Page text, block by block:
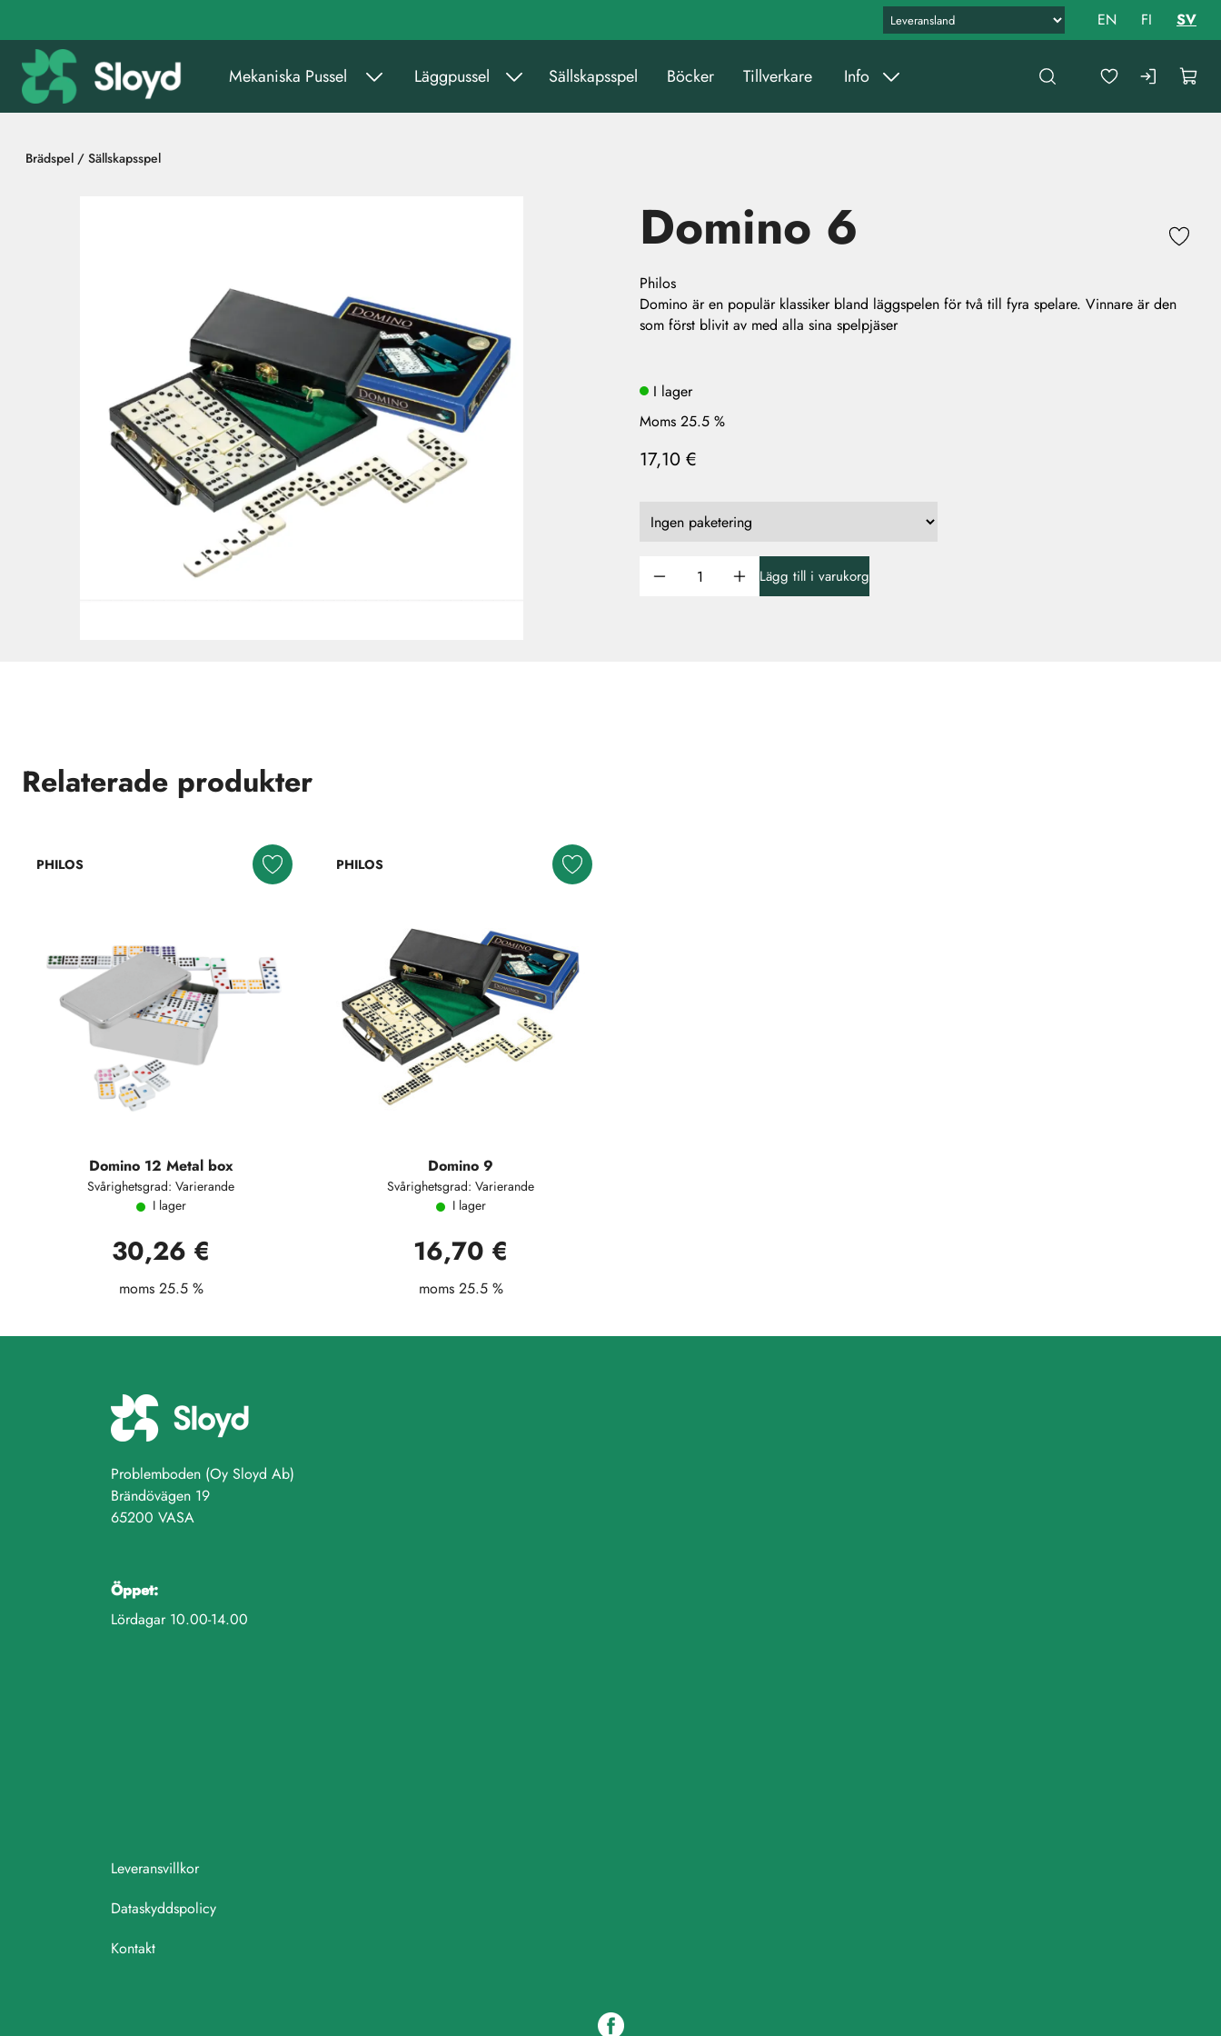
Mekaniska Pussel Läggpussel Sällskapsspel Böcker Tillverkare Info
EN FI SV
Brädspel / Sällskapsspel
Domino 6
Philos
Domino är en populär klassiker bland läggspelen för två till fyra spelare. Vinnare är den
som först blivit av med alla sina spelpjäser
I lager
Moms 25.5 %
17,10 €
Lägg till i varukorg
Relaterade produkter
PHILOS
Domino 12 Metal box
Svårighetsgrad: Varierande
I lager
30,26 €
moms 25.5 %
PHILOS
Domino 9
Svårighetsgrad: Varierande
I lager
16,70 €
moms 25.5 %
Problemboden (Oy Sloyd Ab)
Brändövägen 19
65200 VASA
Öppet:
Lördagar 10.00-14.00
Leveransvillkor
Dataskyddspolicy
Kontakt